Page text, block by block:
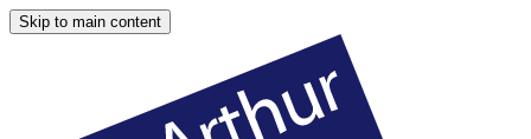
Skip to main content